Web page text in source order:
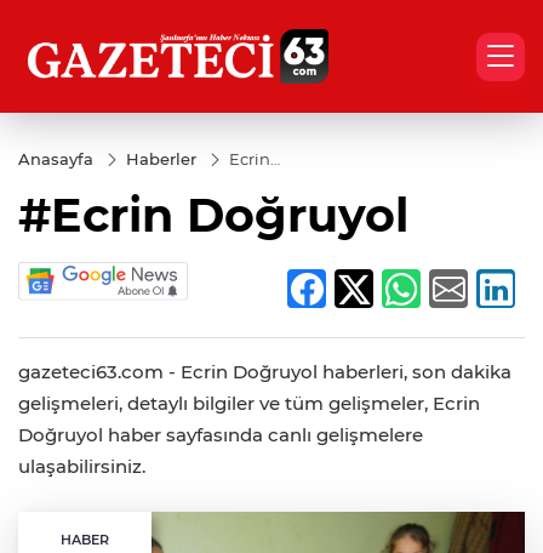
Anasayfa Haberler
Ecrin
#Ecrin Doğruyol
gazeteci63.com - Ecrin Doğruyol haberleri, son dakika
gelişmeleri, detaylı bilgiler ve tüm gelişmeler, Ecrin
Doğruyol haber sayfasında canlı gelişmelere
ulaşabilirsiniz.
HABER